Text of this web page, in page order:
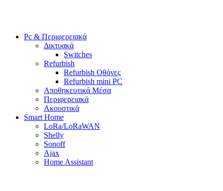
Pc & Περιφερειακά
Δικτυακά
Switches
Refurbish
Refurbish Οθόνες
Refurbish mini PC
Αποθηκευτικά Μέσα
Περιφερειακά
Ακουστικά
Smart Home
LoRa/LoRaWAN
Shelly
Sonoff
Ajax
Home Assistant